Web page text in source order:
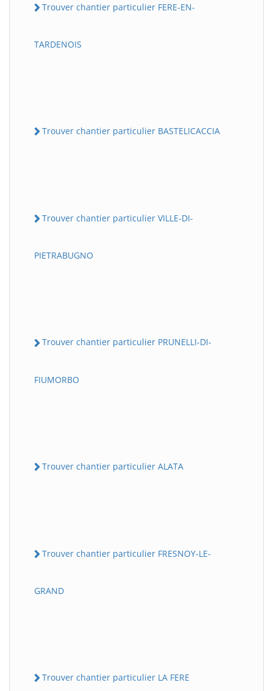
Trouver chantier particulier FERE-EN-
TARDENOIS
Trouver chantier particulier BASTELICACCIA
Trouver chantier particulier VILLE-DI-
PIETRABUGNO
Trouver chantier particulier PRUNELLI-DI-
FIUMORBO
Trouver chantier particulier ALATA
Trouver chantier particulier FRESNOY-LE-
GRAND
Trouver chantier particulier LA FERE